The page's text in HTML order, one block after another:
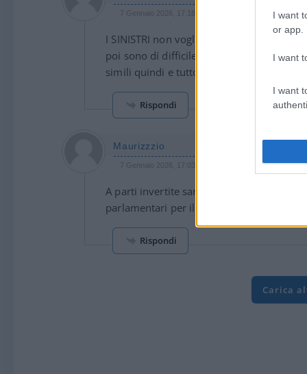
I want
or app.
I want
I want
7 Gennaio 2026, 17:18 17:18
I SINISTRI non vogliono mollare il comando
poi sono dí difficile confronto perché la
simili quindi e tutto detto
Rispondi
Maurizzzio
7 Gennaio 2026, 17:03 17:03
A parti invertite sarebbe stata la notizia
parlamentari per il pericolo nero. Invece
Rispondi
Carica